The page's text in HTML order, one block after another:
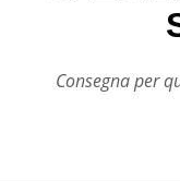
Consegna per